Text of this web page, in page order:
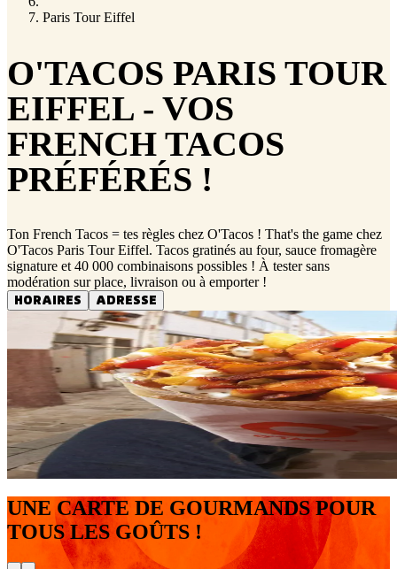
Paris Tour Eiffel
O'TACOS PARIS TOUR
EIFFEL - VOS
FRENCH TACOS
PRÉFÉRÉS !
Ton French Tacos = tes règles chez O'Tacos ! That's the game chez
O'Tacos Paris Tour Eiffel. Tacos gratinés au four, sauce fromagère
signature et 40 000 combinaisons possibles ! À tester sans
modération sur place, livraison ou à emporter !
HORAIRES
ADRESSE
UNE CARTE DE GOURMANDS POUR
TOUS LES GOÛTS !